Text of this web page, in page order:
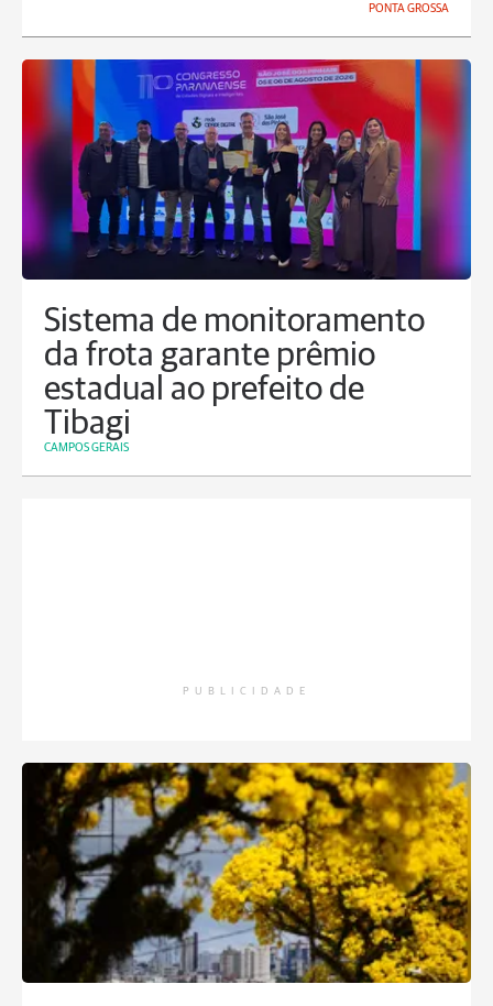
PONTA GROSSA
Sistema de monitoramento
da frota garante prêmio
estadual ao prefeito de
Tibagi
CAMPOS GERAIS
PUBLICIDADE